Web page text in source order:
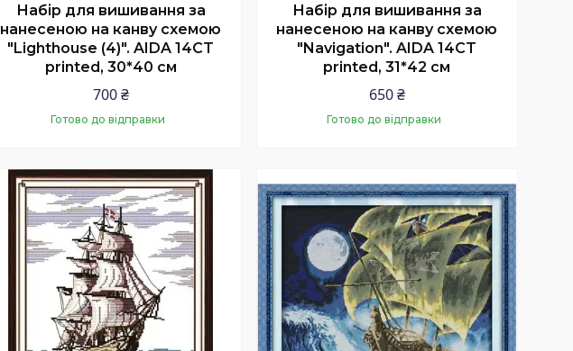
Набір для вишивання за
нанесеною на канву схемою
"Lighthouse (4)". AIDA 14CT
printed, 30*40 см
700 ₴
Готово до відправки
Купити
Набір для вишивання за
нанесеною на канву схемою
"Navigation". AIDA 14CT
printed, 31*42 см
650 ₴
Готово до відправки